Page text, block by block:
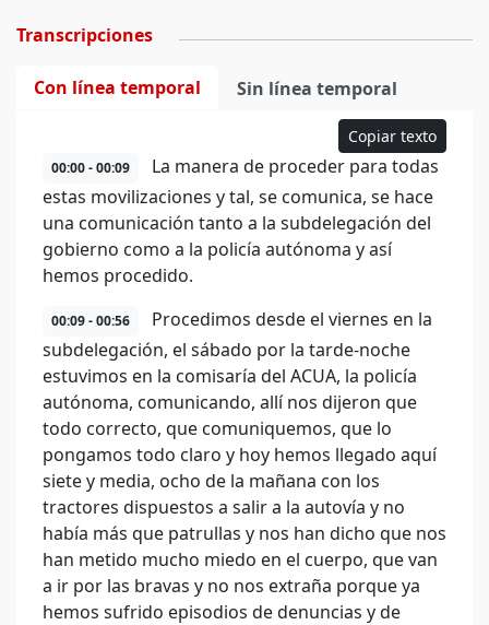
Transcripciones
Con línea temporal Sin línea temporal
Copiar texto
00:00 - 00:09
La manera de proceder para todas
estas movilizaciones y tal, se comunica, se hace
una comunicación tanto a la subdelegación del
gobierno como a la policía autónoma y así
hemos procedido.
00:09 - 00:56
Procedimos desde el viernes en la
subdelegación, el sábado por la tarde-noche
estuvimos en la comisaría del ACUA, la policía
autónoma, comunicando, allí nos dijeron que
todo correcto, que comuniquemos, que lo
pongamos todo claro y hoy hemos llegado aquí
siete y media, ocho de la mañana con los
tractores dispuestos a salir a la autovía y no
había más que patrullas y nos han dicho que nos
han metido mucho miedo en el cuerpo, que van
a ir por las bravas y no nos extraña porque ya
hemos sufrido episodios de denuncias y de